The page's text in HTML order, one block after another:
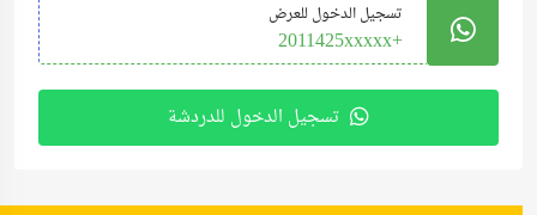
تسجيل الدخول للعرض
+2011425xxxxx
تسجيل الدخول للدردشة